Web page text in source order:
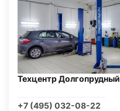
Техцентр Долгопрудный
+7 (495) 032-08-22